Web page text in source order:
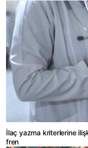
İlaç yazma kriterlerine
fren